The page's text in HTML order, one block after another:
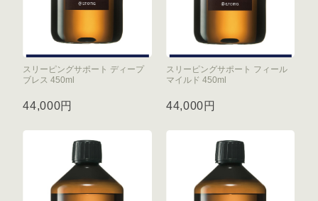
スリーピングサポート ディープ
ブレス 450ml
44,000円
スリーピングサポート フィール
マイルド 450ml
44,000円